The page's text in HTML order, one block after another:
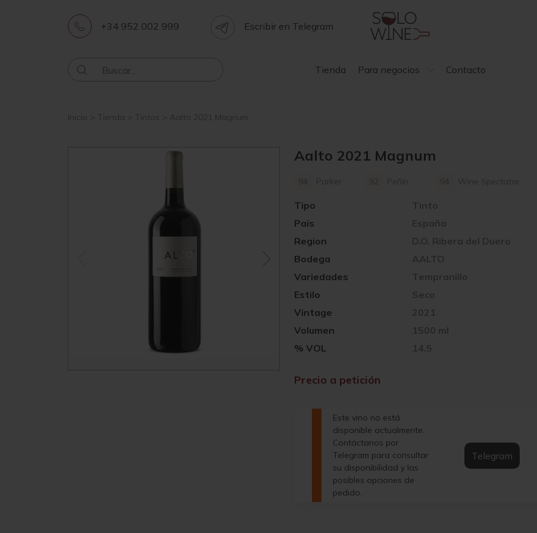
+34 952 002 999 Escribir en Telegram
Tienda Para negocios Contacto
Inicio Tienda Tintos Aalto 2021 Magnum
Aalto 2021 Magnum
Parker Peñín Wine Spectator
Pais España
Vintage 2021
Region D.O. Ribera del Duero
Volumen 1500 ml
Bodega AALTO
% VOL 14,5
Variedades
Tempranillo
Estilo
Seco
Tipo Tinto
Precio a petición
Este vino no está
disponible actualmente.
Contáctanos por
Telegram para consultar
su disponibilidad y las
posibles opciones de
pedido.
Telegram